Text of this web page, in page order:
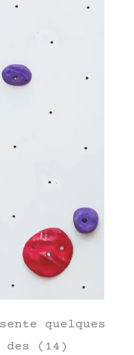
quelques
des (14)